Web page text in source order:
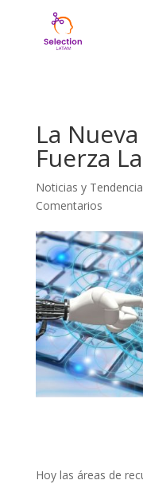
La
Fuerza
Noticias y
Comentarios
Hoy las áreas de